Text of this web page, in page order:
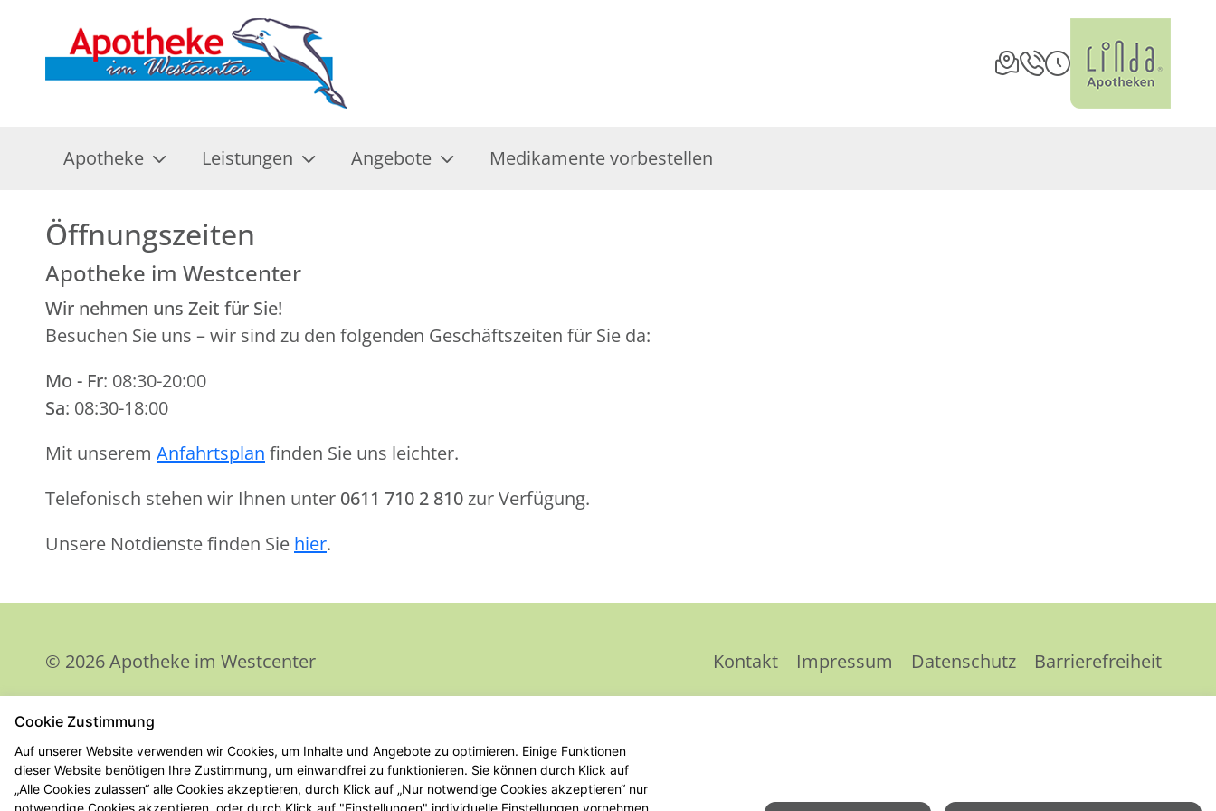
Apotheke Leistungen Angebote Medikamente vorbestellen
Öffnungszeiten
Apotheke im Westcenter
Wir nehmen uns Zeit für Sie!
Besuchen Sie uns – wir sind zu den folgenden Geschäftszeiten für Sie da:
Mo - Fr: 08:30-20:00
Sa: 08:30-18:00
Mit unserem Anfahrtsplan finden Sie uns leichter.
Telefonisch stehen wir Ihnen unter 0611 710 2 810zur Verfügung.
Unsere Notdienste finden Sie hier.
Kontakt Impressum Datenschutz Barrierefreiheit
© 2026 Apotheke im Westcenter
Cookie Zustimmung
Auf unserer Website verwenden wir Cookies, um Inhalte und Angebote zu optimieren. Einige Funktionen
dieser Website benötigen Ihre Zustimmung, um einwandfrei zu funktionieren. Sie können durch Klick auf
„Alle Cookies zulassen“ alle Cookies akzeptieren, durch Klick auf „Nur notwendige Cookies akzeptieren“ nur
notwendige Cookies akzeptieren, oder durch Klick auf "Einstellungen" individuelle Einstellungen vornehmen.